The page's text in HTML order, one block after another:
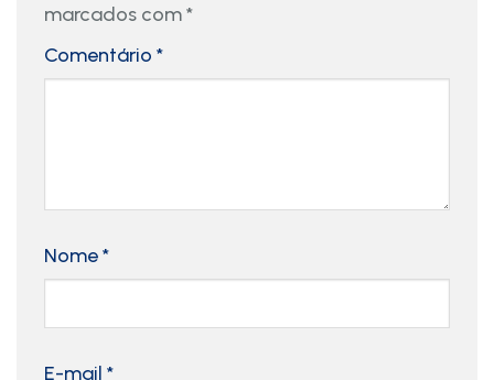
marcados com*
Comentário *
Nome*
E-mail *